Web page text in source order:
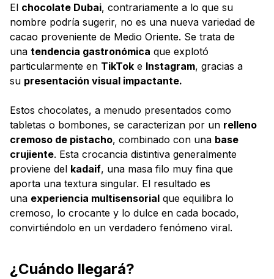
El chocolate Dubai, contrariamente a lo que su
nombre podría sugerir, no es una nueva variedad de
cacao proveniente de Medio Oriente. Se trata de
una tendencia gastronómica que explotó
particularmente en TikTok e Instagram, gracias a
su presentación visual impactante.
Estos chocolates, a menudo presentados como
tabletas o bombones, se caracterizan por un relleno
cremoso de pistacho, combinado con una base
crujiente. Esta crocancia distintiva generalmente
proviene del kadaif, una masa filo muy fina que
aporta una textura singular. El resultado es
una experiencia multisensorial que equilibra lo
cremoso, lo crocante y lo dulce en cada bocado,
convirtiéndolo en un verdadero fenómeno viral.
¿Cuándo llegará?